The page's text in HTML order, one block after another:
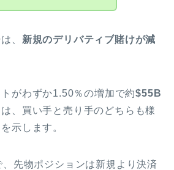
、 新規のデリバティブ賭けが減
がわずか1.50％の増加で約$55B
、買い手と売り手のどちらも様
示します。
先物ポジションは新規より決済